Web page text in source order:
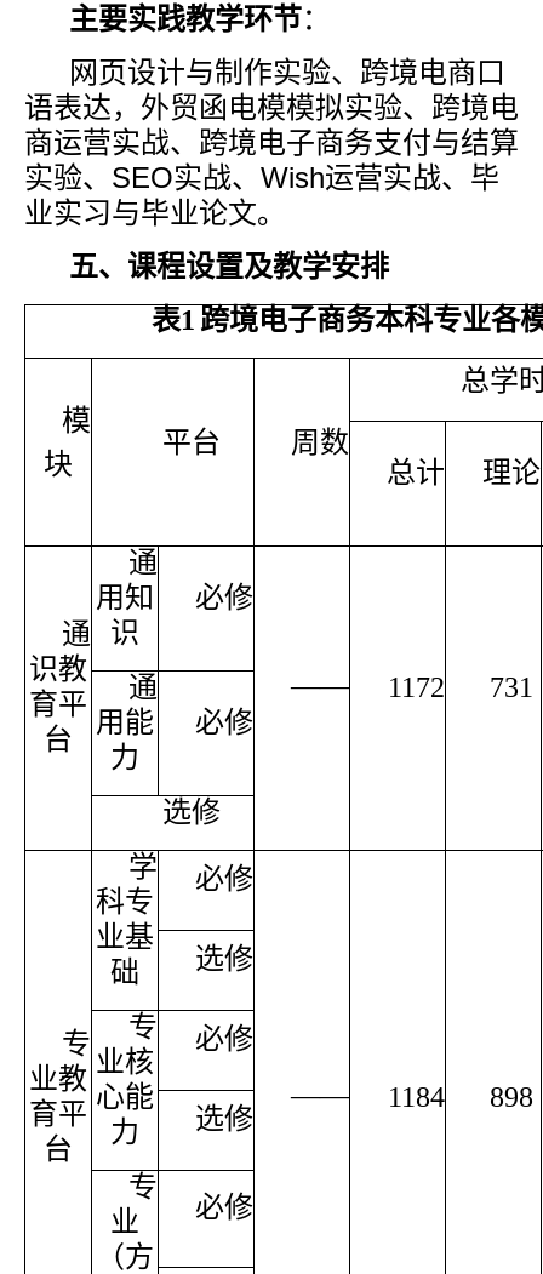
主要实践教学环节：
网页设计与制作实验、跨境电商口
语表达，外贸函电模模拟实验、跨境电
商运营实战、跨境电子商务支付与结算
实验、 SEO实战、 Wish运营实战、毕
业实习与毕业论文。
五、课程设置及教学安排
表1 跨境电子商务本科专业各
模
块
平台 周数
总学
总计 理论
通
识教
育平
台
通
用知
识
必修
—— 1172 731
通
用能
力
必修
选修
专
业教
育平
台
学
科专
业基
础
必修
—— 1184 898
选修
专
业核
心能
力
必修
选修
专
业
（方
必修